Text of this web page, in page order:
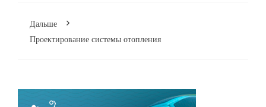
Дальше
Проектирование системы отопления